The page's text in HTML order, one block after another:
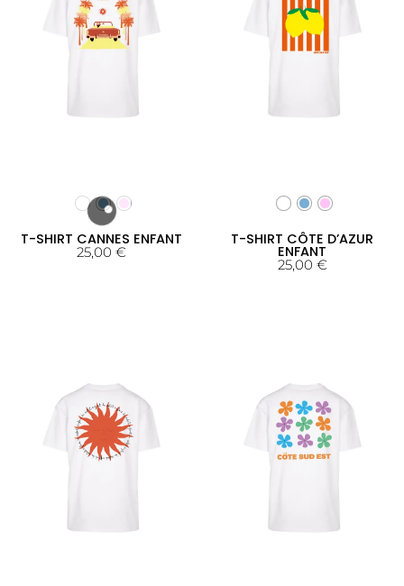
T-SHIRT CANNES ENFANT
25,00€
T-SHIRT CÔTE D’AZUR
ENFANT
25,00 €